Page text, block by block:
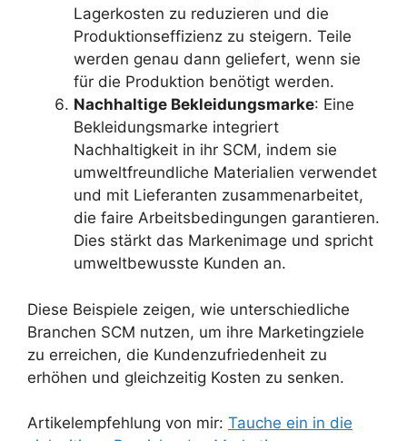
Lagerkosten zu reduzieren und die
Produktionseffizienz zu steigern. Teile
werden genau dann geliefert, wenn sie
für die Produktion benötigt werden.
Nachhaltige Bekleidungsmarke: Eine
Bekleidungsmarke integriert
Nachhaltigkeit in ihr SCM, indem sie
umweltfreundliche Materialien verwendet
und mit Lieferanten zusammenarbeitet,
die faire Arbeitsbedingungen garantieren.
Dies stärkt das Markenimage und spricht
umweltbewusste Kunden an.
Diese Beispiele zeigen, wie unterschiedliche
Branchen SCM nutzen, um ihre Marketingziele
zu erreichen, die Kundenzufriedenheit zu
erhöhen und gleichzeitig Kosten zu senken.
Artikelempfehlung von mir: Tauche ein in die